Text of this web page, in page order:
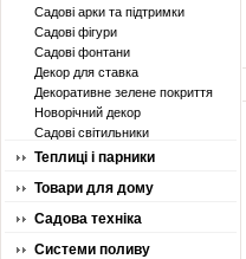
Садові арки та підтримки
Садові фігури
Садові фонтани
Декор для ставка
Декоративне зелене покриття
Новорічний декор
Садові світильники
Теплиці і парники
Товари для дому
Садова техніка
Системи поливу